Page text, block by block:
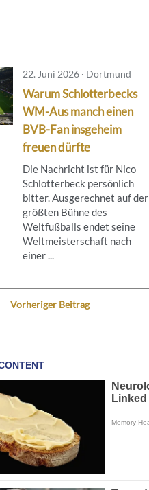
22. Juni 2026 · Dortmund
Warum Schlotterbecks
WM-Aus manch einen
BVB-Fan insgeheim
freuen dürfte
Die Nachricht ist für Nico
Schlotterbeck persönlich
bitter. Ausgerechnet auf der
größten Bühne des
Weltfußballs endet seine
Weltmeisterschaft nach
einer ...
Vorheriger Beitrag